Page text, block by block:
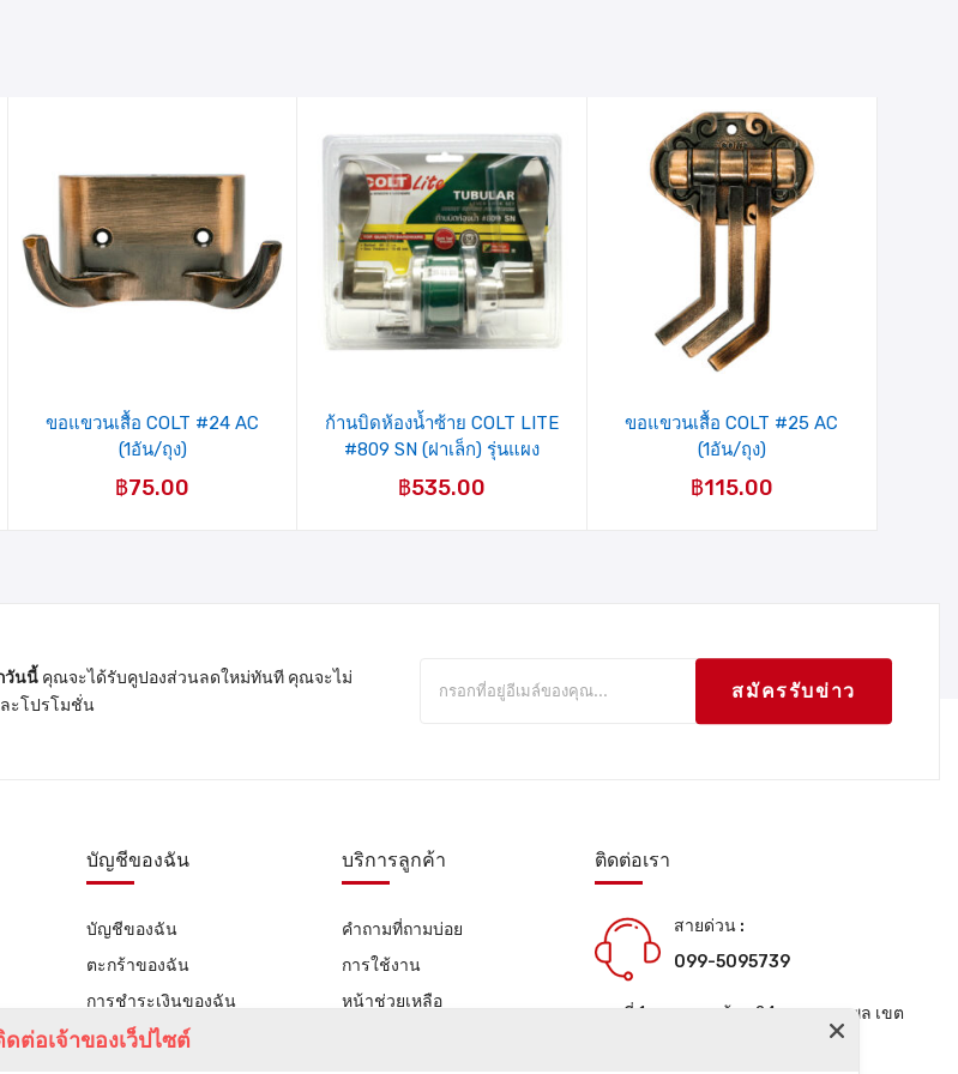
ขอแขวนเสื้อ COLT #24 AC
(1อัน/ถุง)
฿75.00
รายการ
สินค้าที่
ชอบ
ก้านบิดห้องน้ำซ้าย COLT LITE
#809 SN (ฝาเล็ก) รุ่นแผง
฿535.00
รายการ
สินค้าที่
ชอบ
ขอแขวนเสื้อ COLT #25 AC
(1อัน/ถุง)
฿115.00
วันนี้ คุณจะได้รับคูปองส่วนลดใหม่ทันที คุณจะไม่
ะโปรโมชั่น
สมัครรับข่าว
บัญชีของฉัน
บัญชีของฉัน
ตะกร้าของฉัน
การชำระเงินของฉัน
บริการลูกค้า
คำถามที่ถามบ่อย
การใช้งาน
หน้าช่วยเหลือ
ติดต่อเรา
สายด่วน :
099-5095739
เลขที่ 1 ซอยลาดพร้าว 24 แขวงจอมพล เขต
ต่อเจ้าของเว็ปไซต์